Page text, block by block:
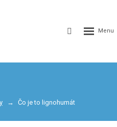
Čo je to lignohumát